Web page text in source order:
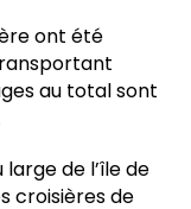
ont été
au total sont
de l’île de
croisières de